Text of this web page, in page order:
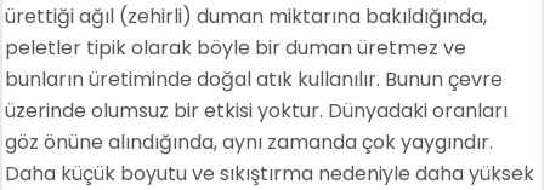
ürettiği ağıl (zehirli) duman miktarına bakıldığında,
peletler tipik olarak böyle bir duman üretmez ve
bunların üretiminde doğal atık kullanılır. Bunun çevre
üzerinde olumsuz bir etkisi yoktur. Dünyadaki oranları
göz önüne alındığında, aynı zamanda çok yaygındır.
Daha küçük boyutu ve sıkıştırma nedeniyle daha yüksek